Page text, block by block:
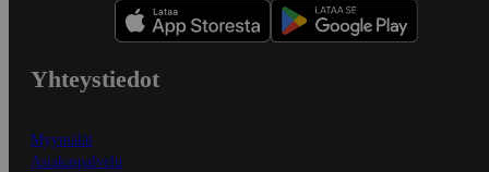
Yhteystiedot
Myymälät
Asiakaspalvelu